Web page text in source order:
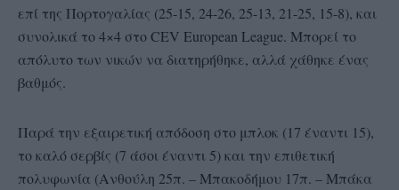
επί της Πορτογαλίας (25-15, 24-26, 25-13, 21-25, 15-8), και
συνολικά το 4×4 στο CEV European League. Μπορεί το
απόλυτο των νικών να διατηρήθηκε, αλλά χάθηκε ένας
βαθμός.
Παρά την εξαιρετική απόδοση στο μπλοκ (17 έναντι 15),
το καλό σερβίς (7 άσοι έναντι 5) και την επιθετική
πολυφωνία (Ανθούλη 25π. – Μπακοδήμου 17π. – Μπάκα